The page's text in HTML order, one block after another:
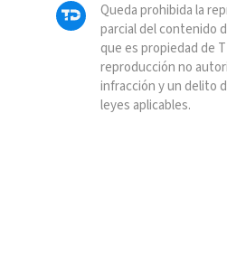
Queda prohibida la
parcial del contenido
que es propiedad de
reproducción no
infracción y un delito
leyes aplicables.